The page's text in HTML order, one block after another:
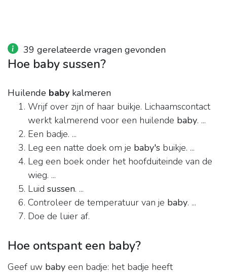
39 gerelateerde vragen gevonden
Hoe baby sussen?
Huilende baby kalmeren
Wrijf over zijn of haar buikje. Lichaamscontact
werkt kalmerend voor een huilende baby. ...
Een badje. ...
Leg een natte doek om je baby's buikje. ...
Leg een boek onder het hoofduiteinde van de
wieg. ...
Luid sussen. ...
Controleer de temperatuur van je baby. ...
Doe de luier af.
Hoe ontspant een baby?
Geef uw baby een badje: het badje heeft